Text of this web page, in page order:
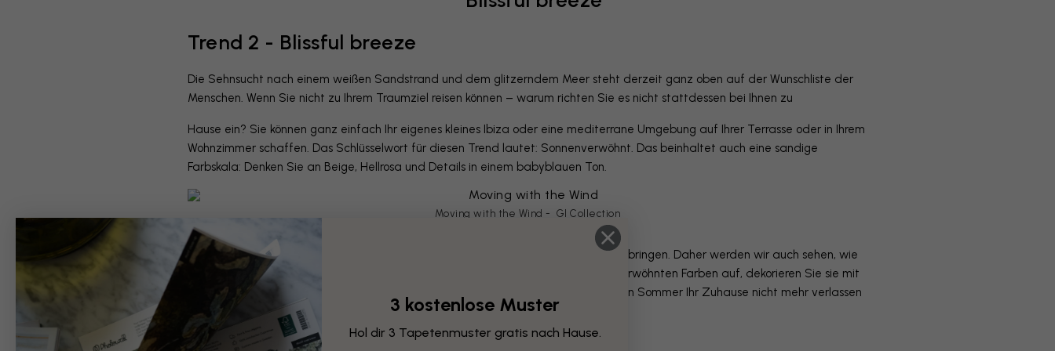
Trend 2 - Blissful breeze
Die Sehnsucht nach einem weißen Sandstrand und dem glitzerndem Meer steht derzeit ganz oben auf der Wunschliste der
Menschen. Wenn Sie nicht zu Ihrem Traumziel reisen können – warum richten Sie es nicht stattdessen bei Ihnen zu
Hause ein? Sie können ganz einfach Ihr eigenes kleines Ibiza oder eine mediterrane Umgebung auf Ihrer Terrasse oder in Ihrem
Wohnzimmer schaffen. Das Schlüsselwort für diesen Trend lautet: Sonnenverwöhnt. Das beinhaltet auch eine sandige
Farbskala: Denken Sie an Beige, Hellrosa und Details in einem babyblauen Ton.
Moving with the Wind - GI Collection
Während des Sommers bevorzugen wir es, so viel Zeit wie möglich im Freien zu verbringen. Daher werden wir auch sehen, wie
Menschen ihr Homeoffice ins Freie verlegen. Peppen Sie Ihre Terrasse mit sonnenverwöhnten Farben auf, dekorieren Sie sie mit
Trockenblumen, cremefarbenen Tapeten und Keramikdetails. So werden Sie diesen Sommer Ihr Zuhause nicht mehr verlassen
wollen.
3 kostenlose Muster
Hol dir 3 Tapetenmuster gratis nach Hause.